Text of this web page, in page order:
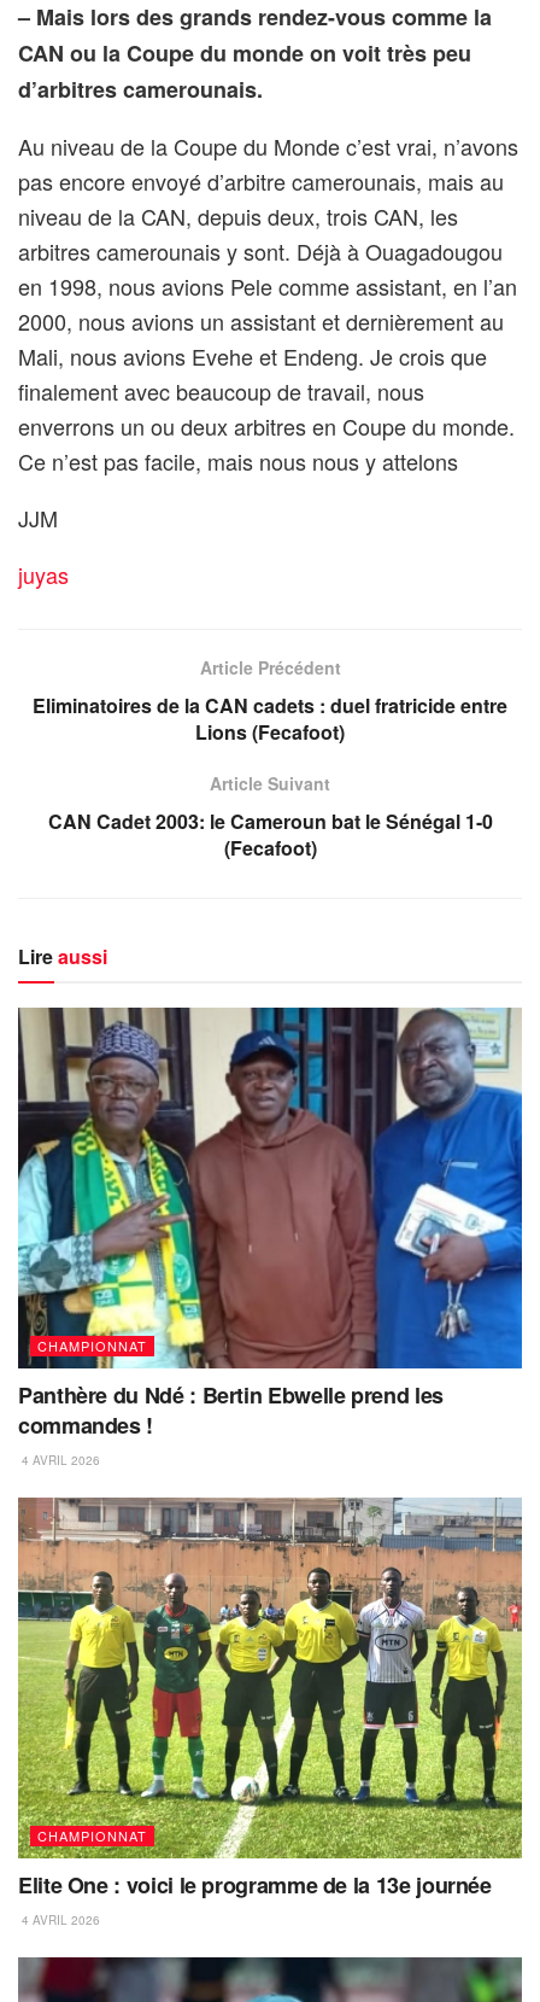
– Mais lors des grands rendez-vous comme la
CAN ou la Coupe du monde on voit très peu
d’arbitres camerounais.
Au niveau de la Coupe du Monde c’est vrai, n’avons
pas encore envoyé d’arbitre camerounais, mais au
niveau de la CAN, depuis deux, trois CAN, les
arbitres camerounais y sont. Déjà à Ouagadougou
en 1998, nous avions Pele comme assistant, en l’an
2000, nous avions un assistant et dernièrement au
Mali, nous avions Evehe et Endeng. Je crois que
finalement avec beaucoup de travail, nous
enverrons un ou deux arbitres en Coupe du monde.
Ce n’est pas facile, mais nous nous y attelons
JJM
juyas
Article Précédent
Eliminatoires de la CAN cadets : duel fratricide entre
Lions (Fecafoot)
Article Suivant
CAN Cadet 2003: le Cameroun bat le Sénégal 1-0
(Fecafoot)
Lireaussi
CHAMPIONNAT
Panthère du Ndé : Bertin Ebwelle prend les
commandes !
4 AVRIL 2026
CHAMPIONNAT
Elite One : voici le programme de la 13e journée
4 AVRIL 2026